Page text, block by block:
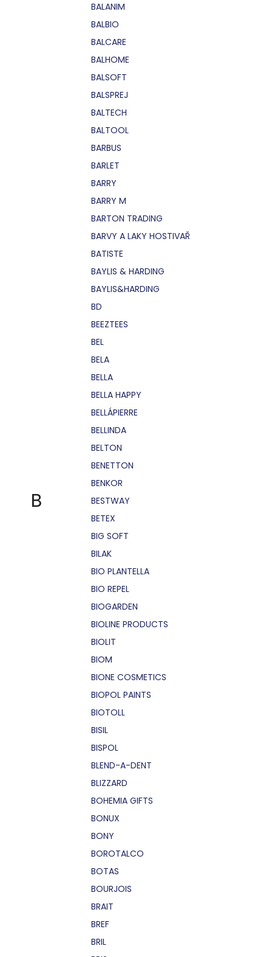
B
BALANIM
BALBIO
BALCARE
BALHOME
BALSOFT
BALSPREJ
BALTECH
BALTOOL
BARBUS
BARLET
BARRY
BARRY M
BARTON TRADING
BARVY A LAKY HOSTIVAŘ
BATISTE
BAYLIS & HARDING
BAYLIS&HARDING
BD
BEEZTEES
BEL
BELA
BELLA
BELLA HAPPY
BELLÁPIERRE
BELLINDA
BELTON
BENETTON
BENKOR
BESTWAY
BETEX
BIG SOFT
BILAK
BIO PLANTELLA
BIO REPEL
BIOGARDEN
BIOLINE PRODUCTS
BIOLIT
BIOM
BIONE COSMETICS
BIOPOL PAINTS
BIOTOLL
BISIL
BISPOL
BLEND-A-DENT
BLIZZARD
BOHEMIA GIFTS
BONUX
BONY
BOROTALCO
BOTAS
BOURJOIS
BRAIT
BREF
BRIL